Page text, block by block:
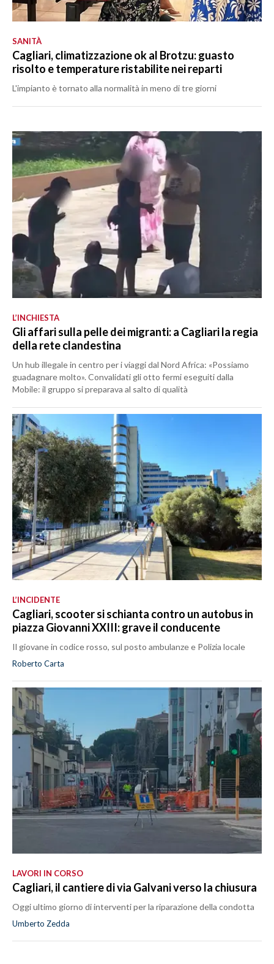
SANITÀ
Cagliari, climatizzazione ok al Brotzu: guasto
risolto e temperature ristabilite nei reparti
L'impianto è tornato alla normalità in meno di tre giorni
L’INCHIESTA
Gli affari sulla pelle dei migranti: a Cagliari la regia
della rete clandestina
Un hub illegale in centro per i viaggi dal Nord Africa: «Possiamo
guadagnare molto». Convalidati gli otto fermi eseguiti dalla
Mobile: il gruppo si preparava al salto di qualità
L’INCIDENTE
Cagliari, scooter si schianta contro un autobus in
piazza Giovanni XXIII: grave il conducente
Il giovane in codice rosso, sul posto ambulanze e Polizia locale
Roberto Carta
LAVORI IN CORSO
Cagliari, il cantiere di via Galvani verso la chiusura
Oggi ultimo giorno di interventi per la riparazione della condotta
Umberto Zedda